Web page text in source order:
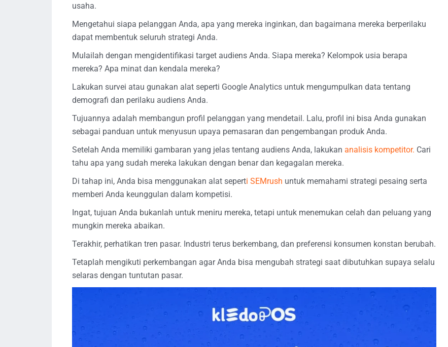
usaha.
Mengetahui siapa pelanggan Anda, apa yang mereka inginkan, dan bagaimana mereka berperilaku
dapat membentuk seluruh strategi Anda.
Mulailah dengan mengidentifikasi target audiens Anda. Siapa mereka? Kelompok usia berapa
mereka? Apa minat dan kendala mereka?
Lakukan survei atau gunakan alat seperti Google Analytics untuk mengumpulkan data tentang
demografi dan perilaku audiens Anda.
Tujuannya adalah membangun profil pelanggan yang mendetail. Lalu, profil ini bisa Anda gunakan
sebagai panduan untuk menyusun upaya pemasaran dan pengembangan produk Anda.
Setelah Anda memiliki gambaran yang jelas tentang audiens Anda, lakukan analisis kompetitor. Cari
tahu apa yang sudah mereka lakukan dengan benar dan kegagalan mereka.
Di tahap ini, Anda bisa menggunakan alat seperti SEMrush untuk memahami strategi pesaing serta
memberi Anda keunggulan dalam kompetisi.
Ingat, tujuan Anda bukanlah untuk meniru mereka, tetapi untuk menemukan celah dan peluang yang
mungkin mereka abaikan.
Terakhir, perhatikan tren pasar. Industri terus berkembang, dan preferensi konsumen konstan berubah.
Tetaplah mengikuti perkembangan agar Anda bisa mengubah strategi saat dibutuhkan supaya selalu
selaras dengan tuntutan pasar.